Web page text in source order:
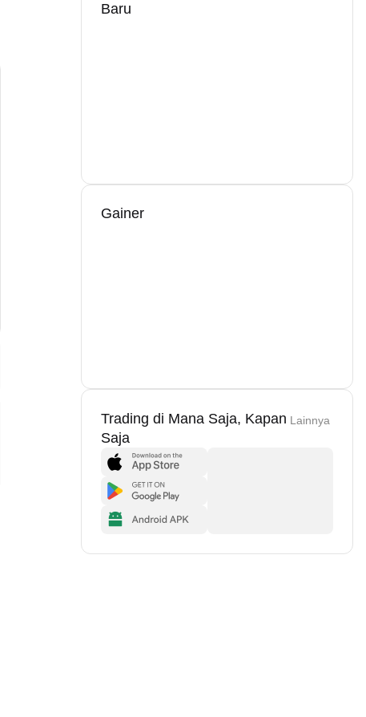
Baru
Gainer
Trading di Mana Saja, Kapan
Saja
Lainnya